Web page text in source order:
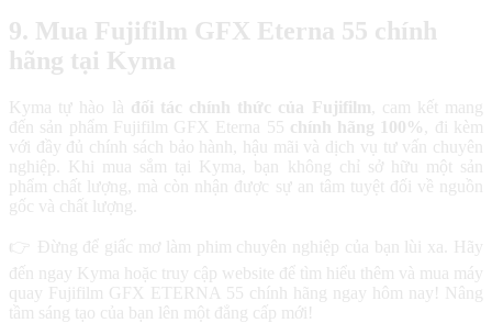
9. Mua Fujifilm GFX Eterna 55 chính
hãng tại Kyma
Kyma tự hào là đối tác chính thức của Fujifilm , cam kết mang
đến sản phẩm Fujifilm GFX Eterna 55 chính hãng 100%
, đi kèm
với đầy đủ chính sách bảo hành, hậu mãi và dịch vụ tư vấn chuyên
nghiệp. Khi mua sắm tại Kyma, bạn không chỉ sở hữu một sản
phẩm chất lượng, mà còn nhận được sự an tâm tuyệt đối về nguồn
gốc và chất lượng.
👉 Đừng để giấc mơ làm phim chuyên nghiệp của bạn lùi xa. Hãy
đến ngay Kyma hoặc truy cập website để tìm hiểu thêm và mua máy
quay Fujifilm GFX ETERNA 55 chính hãng ngay hôm nay! Nâng
tầm sáng tạo của bạn lên một đẳng cấp mới!